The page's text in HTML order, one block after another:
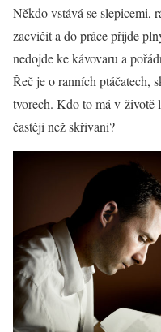
Někdo vstává se slepicemi,
zacvičit a do práce přijde
nedojde ke kávovaru a
Řeč je o ranních ptáčatech,
tvorech. Kdo to má v životě
častěji než skřivani?